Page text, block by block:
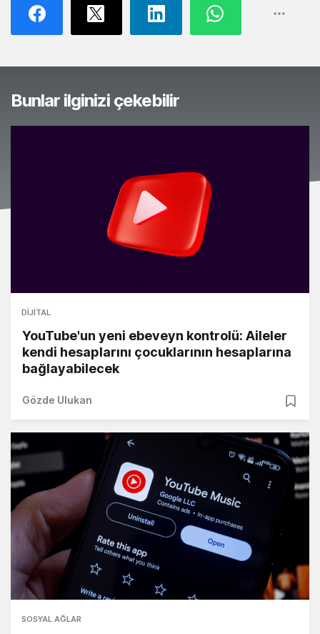
Bunlar ilginizi çekebilir
DIJITAL
YouTube'un yeni ebeveyn kontrolü: Aileler
kendi hesaplarını çocuklarının hesaplarına
bağlayabilecek
Gözde Ulukan
SOSYAL AĞLAR